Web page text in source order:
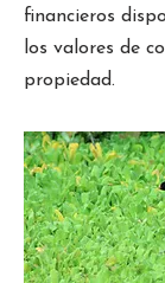
financieros
los valores de
propiedad.